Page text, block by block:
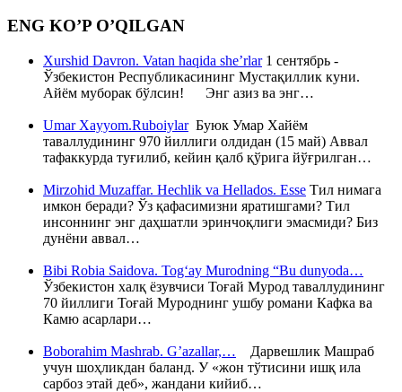
ENG KO’P O’QILGAN
Xurshid Davron. Vatan haqida she’rlar1 сентябрь -
Ўзбекистон Республикасининг Мустақиллик куни.
Айём муборак бўлсин! Энг азиз ва энг…
Umar Xayyom.RuboiylarБуюк Умар Хайём
таваллудининг 970 йиллиги олдидан (15 май) Аввал
тафаккурда туғилиб, кейин қалб қўрига йўғрилган…
Mirzohid Muzaffar. Hechlik va Hellados. Esse Тил нимага
имкон беради? Ўз қафасимизни яратишгами? Тил
инсоннинг энг даҳшатли эринчоқлиги эмасмиди? Биз
дунёни аввал…
Bibi Robia Saidova. Tog‘ay Murodning “Bu dunyoda…
Ўзбекистон халқ ёзувчиси Тоғай Мурод таваллудининг
70 йиллиги Тоғай Муроднинг ушбу романи Кафка ва
Камю асарлари…
Boborahim Mashrab. G’azallar,… Дарвешлик Машраб
учун шоҳликдан баланд. У «жон тўтисини ишқ ила
сарбоз этай деб», жандани кийиб…